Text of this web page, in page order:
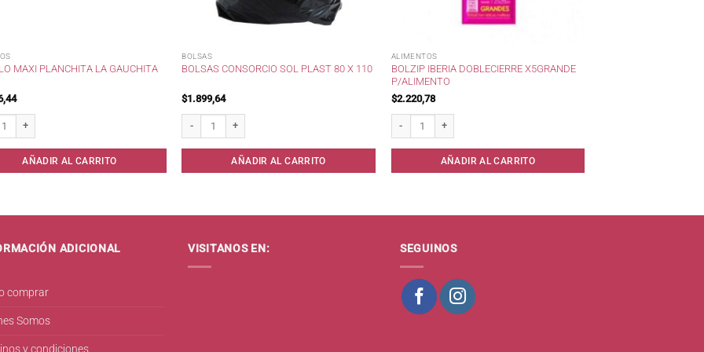
MAXI PLANCHITA LA GAUCHITA
AÑADIR AL CARRITO
BOLSAS
BOLSAS CONSORCIO SOL PLAST 80 X 110
$1.899,64
AÑADIR AL CARRITO
ALIMENTOS
BOLZIP IBERIA DOBLECIERRE X5GRANDE
P/ALIMENTO
$2.220,78
AÑADIR AL CARRITO
ADICIONAL
comprar
Somos
VISITANOS EN: SEGUINOS